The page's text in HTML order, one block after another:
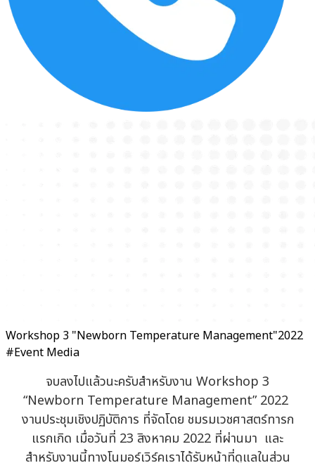
Workshop 3 "Newborn Temperature Management"2022
#Event Media
​​จบลงไปแล้วนะครับสำหรับงาน Workshop 3
“Newborn Temperature Management” 2022
งานประชุมเชิงปฏิบัติการ ที่จัดโดย ชมรมเวชศาสตร์ทารก
แรกเกิด เมื่อวันที่ 23 สิงหาคม 2022 ที่ผ่านมา และ
สำหรับงานนี้ทางโนมอร์เวิร์คเราได้รับหน้าที่ดูแลในส่วน